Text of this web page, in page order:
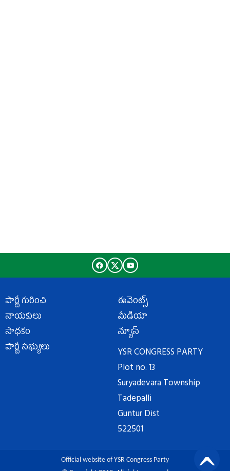
పార్టీ గురించి
నాయకులు
సాధకం
పార్టీ సభ్యులు
ఈవెంట్స్
మీడియా
న్యూస్
YSR CONGRESS PARTY
Plot no. 13
Suryadevara Township
Tadepalli
Guntur Dist
522501
Official website of YSR Congress Party